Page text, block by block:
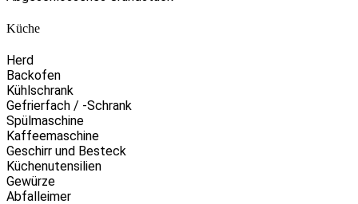
Küche
Herd
Backofen
Kühlschrank
Gefrierfach / -Schrank
Spülmaschine
Kaffeemaschine
Geschirr und Besteck
Küchenutensilien
Gewürze
Abfalleimer